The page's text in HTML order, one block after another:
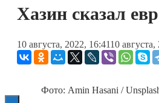
ESG
Хазин сказал
10 августа, 2022, 16:4110 августа,
Фото: Amin Hasani /